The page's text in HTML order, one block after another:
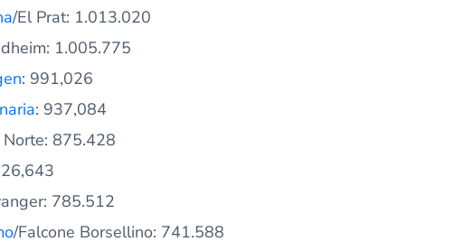
/El Prat: 1.013.020
1.005.775
: 991,026
: 937,084
Norte: 875.428
785.512
/Falcone Borsellino: 741.588